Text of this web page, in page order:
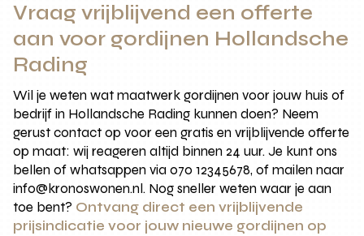
Vraag vrijblijvend een offerte
aan voor gordijnen Hollandsche
Rading
Wil je weten wat maatwerk gordijnen voor jouw huis of
bedrijf in Hollandsche Rading kunnen doen? Neem
gerust contact op voor een gratis en vrijblijvende offerte
op maat: wij reageren altijd binnen 24 uur. Je kunt ons
bellen of whatsappen via 070 12345678, of mailen naar
info@kronoswonen.nl. Nog sneller weten waar je aan
toe bent? Ontvang direct een vrijblijvende
prijsindicatie voor jouw nieuwe gordijnen op